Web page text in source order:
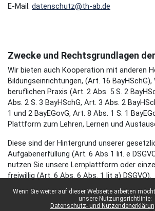
Wenn Sie weiter auf dieser Webseite arbeiten
unsere Nutzungsrichtlinie:
Datenschutz- und
E-Mail: datenschutz@th-ab.de
Zwecke und Rechtsgrundlagen
Wir bieten auch Kooperation mit anderen
Bildungseinrichtungen, (Art. 16
beruflichen Praxis (Art. 2 Abs. 5 S. 2
Abs. 2 S. 3 BayHSchG, Art. 3 Abs. 2
1 und 2 BayEGovG, Art. 8 Abs. 1 S. 1
Plattform zum Lehren, Lernen und
Diese sind der Hintergrund unserer
Aufgabenerfüllung (Art. 6 Abs 1 lit. e
nutzen Sie unsere Lernplattform oder
freiwillig (Art. 6 Abs. 6 Abs. 1 lit a) DSGVO).